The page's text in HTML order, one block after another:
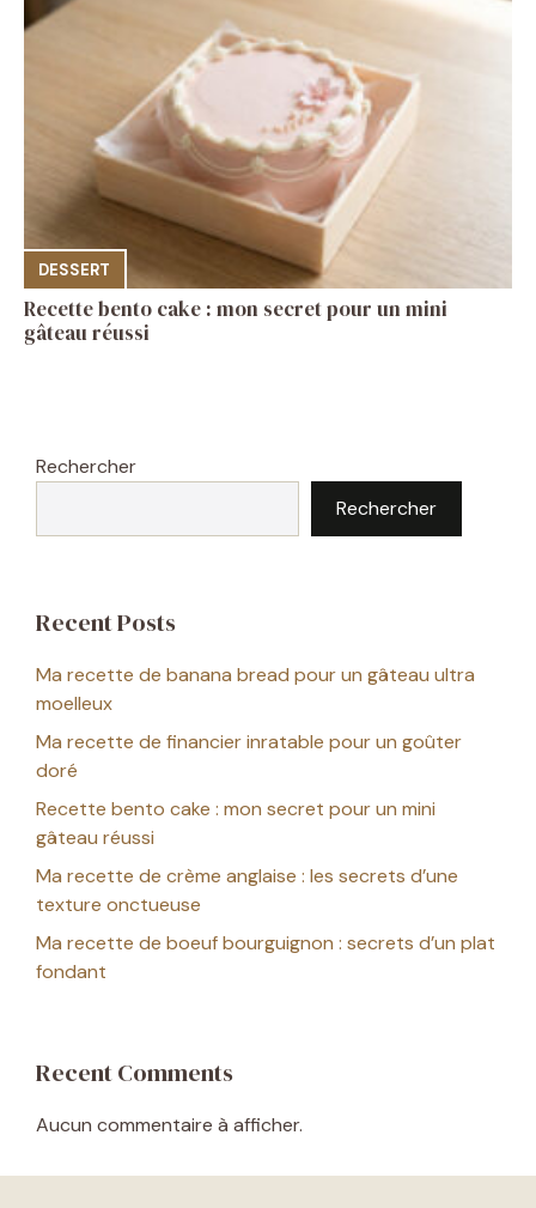
DESSERT
Recette bento cake : mon secret pour un mini
gâteau réussi
Rechercher
Rechercher
Recent Posts
Ma recette de banana bread pour un gâteau ultra
moelleux
Ma recette de financier inratable pour un goûter
doré
Recette bento cake : mon secret pour un mini
gâteau réussi
Ma recette de crème anglaise : les secrets d’une
texture onctueuse
Ma recette de boeuf bourguignon : secrets d’un plat
fondant
Recent Comments
Aucun commentaire à afficher.